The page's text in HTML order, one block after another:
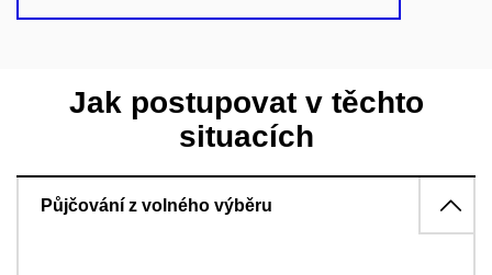
Jak postupovat v těchto
situacích
Půjčování z volného výběru